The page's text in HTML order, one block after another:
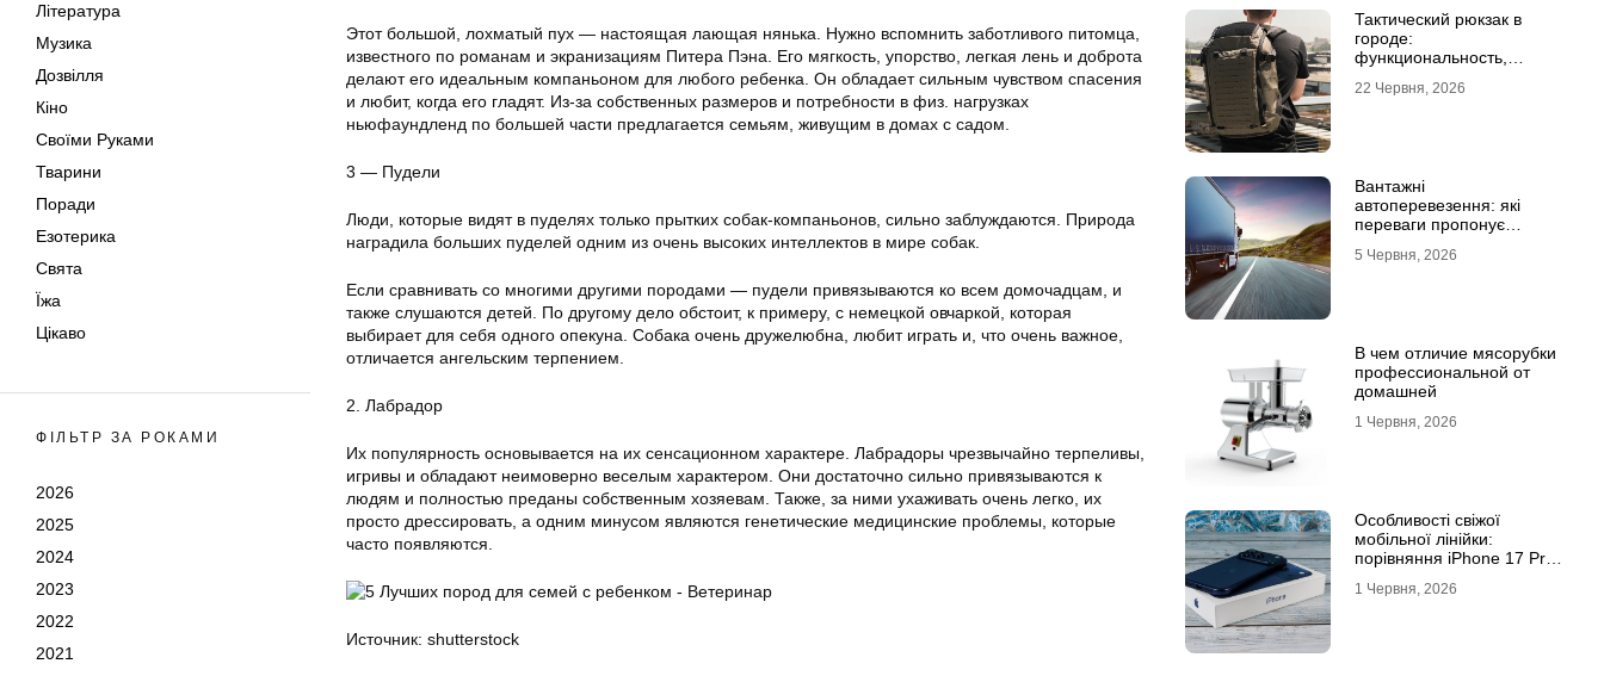
Література
Музика
Дозвілля
Кіно
Своїми Руками
Тварини
Поради
Езотерика
Свята
Їжа
Цікаво
ФІЛЬТР ЗА РОКАМИ
2026
2025
2024
2023
2022
2021
Этот большой, лохматый пух — настоящая лающая нянька. Нужно вспомнить заботливого питомца,
известного по романам и экранизациям Питера Пэна. Его мягкость, упорство, легкая лень и доброта
делают его идеальным компаньоном для любого ребенка. Он обладает сильным чувством спасения
и любит, когда его гладят. Из-за собственных размеров и потребности в физ. нагрузках
ньюфаундленд по большей части предлагается семьям, живущим в домах с садом.
3 — Пудели
Люди, которые видят в пуделях только прытких собак-компаньонов, сильно заблуждаются. Природа
наградила больших пуделей одним из очень высоких интеллектов в мире собак.
Если сравнивать со многими другими породами — пудели привязываются ко всем домочадцам, и
также слушаются детей. По другому дело обстоит, к примеру, с немецкой овчаркой, которая
выбирает для себя одного опекуна. Собака очень дружелюбна, любит играть и, что очень важное,
отличается ангельским терпением.
2. Лабрадор
Их популярность основывается на их сенсационном характере. Лабрадоры чрезвычайно терпеливы,
игривы и обладают неимоверно веселым характером. Они достаточно сильно привязываются к
людям и полностью преданы собственным хозяевам. Также, за ними ухаживать очень легко, их
просто дрессировать, а одним минусом являются генетические медицинские проблемы, которые
часто появляются.
Источник: shutterstock
Тактический рюкзак в
городе:
функциональность,
глаза
22 Червня, 2026
Вантажні
автоперевезення: які
переваги пропонує
професіоналами
5 Червня, 2026
В чем отличие мясорубки
профессиональной от
домашней
1 Червня, 2026
Особливості свіжої
мобільної лінійки:
порівняння iPhone 17 Pro
1 Червня, 2026